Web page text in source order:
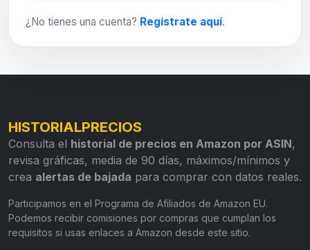
¿No tienes una cuenta? Regístrate aquí.
HISTORIALPRECIOS
Consulta el historial de precios en Amazon por ASIN,
revisa gráficas, media de 90 días, máximos/mínimos y
crea alertas de bajada para comprar con datos reales.
Participamos en el Programa de Afiliados de Amazon EU.
Podemos recibir comisiones por compras que cumplan los
requisitos si usas enlaces a Amazon desde este sitio.